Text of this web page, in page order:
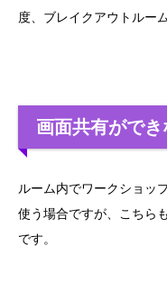
度、ブレイクアウトルー
画面共有がで
ルーム内でワークショッ
使う場合ですが、こちら
です。